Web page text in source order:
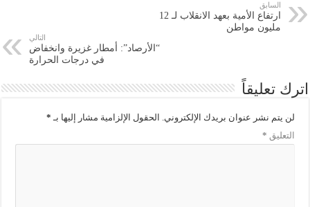
السابق
ارتفاع الأمية بعهد الانقلاب لـ 12
مليون مواطن
التالي
“الأرصاد”: أمطار غزيرة وانخفاض
في درجات الحرارة
اترك تعليقاً
لن يتم نشر عنوان بريدك الإلكتروني. الحقول الإلزامية مشار إليها بـ *
التعليق *